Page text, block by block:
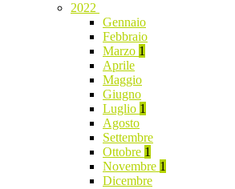
2022
Gennaio
Febbraio
Marzo 1
Aprile
Maggio
Giugno
Luglio 1
Agosto
Settembre
Ottobre 1
Novembre 1
Dicembre